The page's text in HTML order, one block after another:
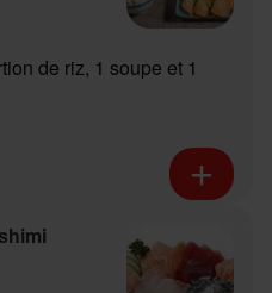
de riz, 1 soupe et 1